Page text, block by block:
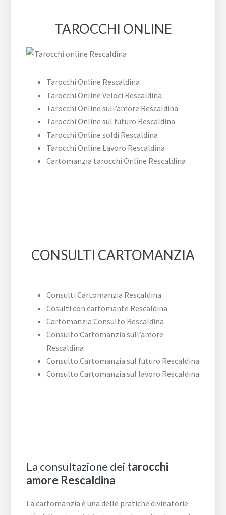
TAROCCHI ONLINE
Tarocchi Online Rescaldina
Tarocchi Online Veloci Rescaldina
Tarocchi Online sull’amore Rescaldina
Tarocchi Online sul futuro Rescaldina
Tarocchi Online soldi Rescaldina
Tarocchi Online Lavoro Rescaldina
Cartomanzia tarocchi Online Rescaldina
CONSULTI CARTOMANZIA
Consulti Cartomanzia Rescaldina
Cosulti con cartomante Rescaldina
Cartomanzia Consulto Rescaldina
Consulto Cartomanzia sull’amore
Rescaldina
Consulto Cartomanzia sul futuro Rescaldina
Consulto Cartomanzia sul lavoro Rescaldina
La consultazione dei tarocchi
amore Rescaldina
La cartomanzia è una delle pratiche divinatorie